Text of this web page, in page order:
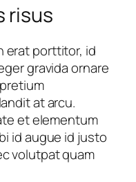
risus
erat porttitor, id
gravida ornare
at arcu.
et elementum
id augue id justo
volutpat quam